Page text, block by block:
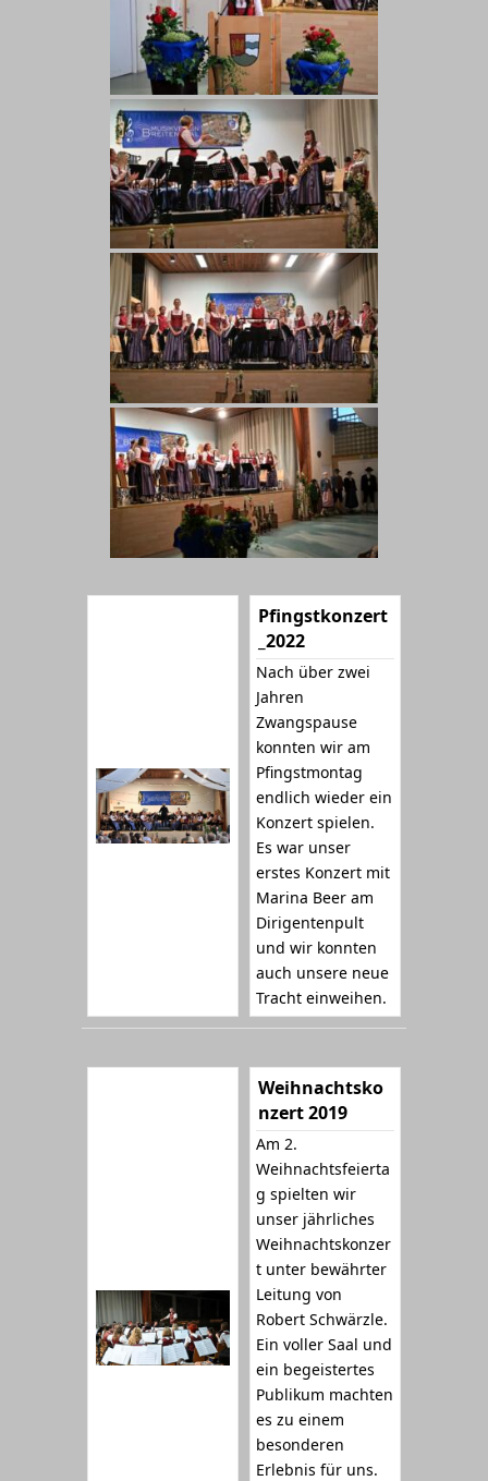
Pfingstkonzert
_2022
Nach über zwei
Jahren
Zwangspause
konnten wir am
Pfingstmontag
endlich wieder ein
Konzert spielen.
Es war unser
erstes Konzert mit
Marina Beer am
Dirigentenpult
und wir konnten
auch unsere neue
Tracht einweihen.
Weihnachtsko
nzert 2019
Am 2.
Weihnachtsfeierta
g spielten wir
unser jährliches
Weihnachtskonzer
t unter bewährter
Leitung von
Robert Schwärzle.
Ein voller Saal und
ein begeistertes
Publikum machten
es zu einem
besonderen
Erlebnis für uns.